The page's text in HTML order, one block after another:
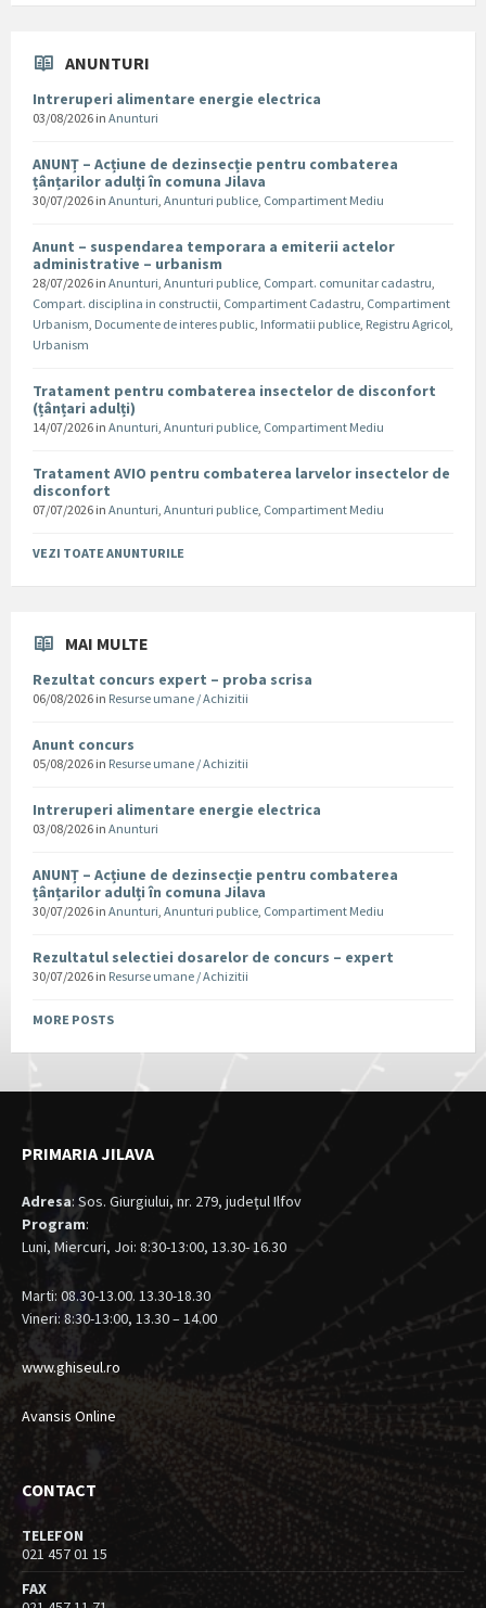
ANUNTURI
Intreruperi alimentare energie electrica
03/08/2026 in Anunturi
ANUNȚ – Acțiune de dezinsecție pentru combaterea
țânțarilor adulți în comuna Jilava
30/07/2026 in Anunturi, Anunturi publice, Compartiment Mediu
Anunt – suspendarea temporara a emiterii actelor
administrative – urbanism
28/07/2026 in Anunturi, Anunturi publice, Compart. comunitar cadastru,
Compart. disciplina in constructii, Compartiment Cadastru, Compartiment
Urbanism, Documente de interes public, Informatii publice, Registru Agricol,
Urbanism
Tratament pentru combaterea insectelor de disconfort
(țânțari adulți)
14/07/2026 in Anunturi, Anunturi publice, Compartiment Mediu
Tratament AVIO pentru combaterea larvelor insectelor de
disconfort
07/07/2026 in Anunturi, Anunturi publice, Compartiment Mediu
VEZI TOATE ANUNTURILE
MAI MULTE
Rezultat concurs expert – proba scrisa
06/08/2026 in Resurse umane / Achizitii
Anunt concurs
05/08/2026 in Resurse umane / Achizitii
Intreruperi alimentare energie electrica
03/08/2026 in Anunturi
ANUNȚ – Acțiune de dezinsecție pentru combaterea
țânțarilor adulți în comuna Jilava
30/07/2026 in Anunturi, Anunturi publice, Compartiment Mediu
Rezultatul selectiei dosarelor de concurs – expert
30/07/2026 in Resurse umane / Achizitii
MORE POSTS
PRIMARIA JILAVA
Adresa: Sos. Giurgiului, nr. 279, judeţul Ilfov
Program:
Luni, Miercuri, Joi: 8:30-13:00, 13.30- 16.30
Marti: 08.30-13.00. 13.30-18.30
Vineri: 8:30-13:00, 13.30 – 14.00
www.ghiseul.ro
Avansis Online
CONTACT
TELEFON
021 457 01 15
FAX